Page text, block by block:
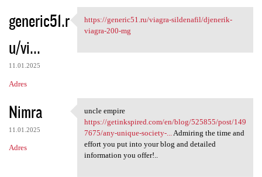
generic51.r
u/vi...
11.01.2025
Adres
https://generic51.ru/viagra
https://generic51.ru/viagra-sildenafil/djenerik-
viagra-200-mg
Nimra
11.01.2025
Adres
uncle empire https:/
uncle empire
https://getinkspired.com/en/blog/525855/post/149
7675/any-unique-society-...Admiring the time and
effort you put into your blog and detailed
information you offer!..